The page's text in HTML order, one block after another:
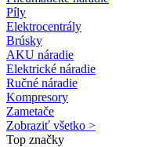
Píly
Elektrocentrály
Brúsky
AKU náradie
Elektrické náradie
Ručné náradie
Kompresory
Zametače
Zobraziť všetko >
Top značky